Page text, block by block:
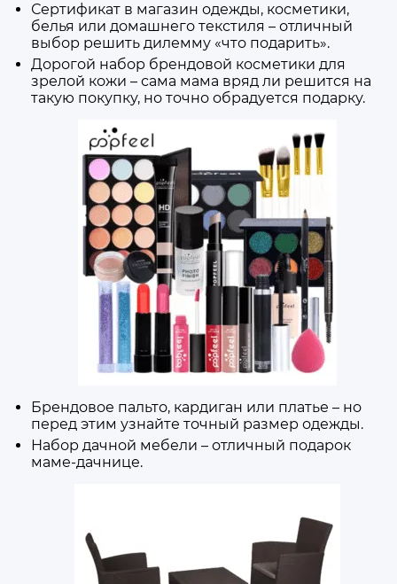
Сертификат в магазин одежды, косметики,
белья или домашнего текстиля – отличный
выбор решить дилемму «что подарить».
Дорогой набор брендовой косметики для
зрелой кожи – сама мама вряд ли решится на
такую покупку, но точно обрадуется подарку.
Брендовое пальто, кардиган или платье – но
перед этим узнайте точный размер одежды.
Набор дачной мебели – отличный подарок
маме-дачнице.